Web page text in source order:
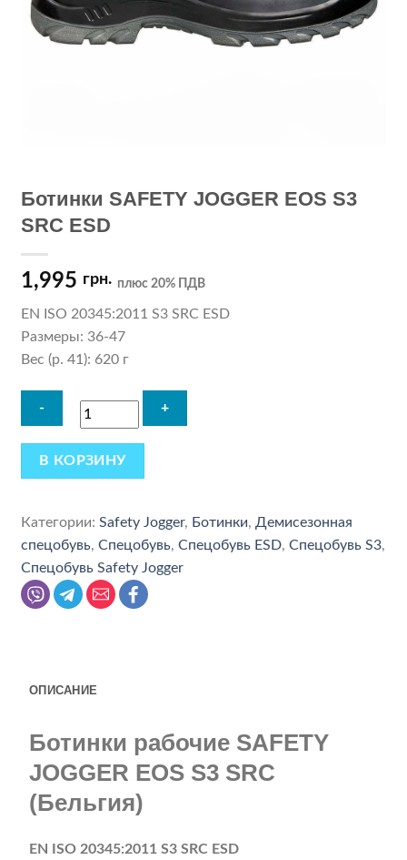
Ботинки SAFETY JOGGER EOS S3
SRC ESD
1,995 грн. плюс 20% ПДВ
EN ISO 20345:2011 S3 SRC ESD
Размеры: 36-47
Вес (р. 41): 620 г
В КОРЗИНУ
Категории:Safety Jogger, Ботинки,Демисезонная
спецобувь,Спецобувь,Спецобувь ESD,Спецобувь S3,
Спецобувь Safety Jogger
ОПИСАНИЕ
Ботинки рабочие SAFETY
JOGGER EOS S3 SRC
(Бельгия)
EN ISO 20345:2011 S3 SRC ESD